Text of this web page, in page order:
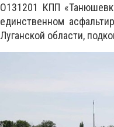
О131201 КПП
единственном
Луганской области,